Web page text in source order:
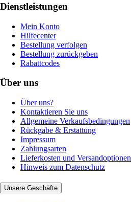
Dienstleistungen
Mein Konto
Hilfecenter
Bestellung verfolgen
Bestellung zurückgeben
Rabattcodes
Über uns
Über uns?
Kontaktieren Sie uns
Allgemeine Verkaufsbedingungen
Rückgabe & Erstattung
Impressum
Zahlungsarten
Lieferkosten und Versandoptionen
Hinweis zum Datenschutz
Unsere Geschäfte